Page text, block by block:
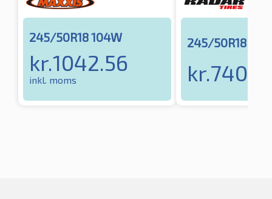
245/50R18 104W
kr.1042.56
inkl. moms
245/50R18
kr.740.71